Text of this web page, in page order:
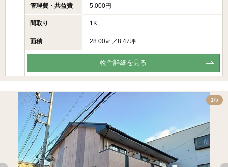
管理費・共益費 5,000円
間取り 1K
面積 28.00㎡／8.47坪
物件詳細を見る
1/5